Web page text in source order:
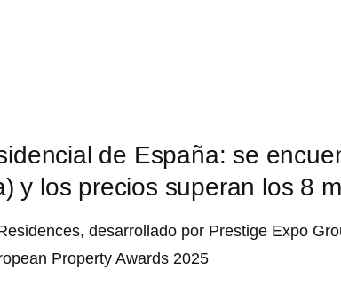
de España: se
y los precios superan los 8
desarrollado por Prestige Expo
Property Awards 2025